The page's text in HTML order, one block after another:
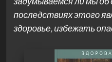
последствиях этого
здоровье, избежать